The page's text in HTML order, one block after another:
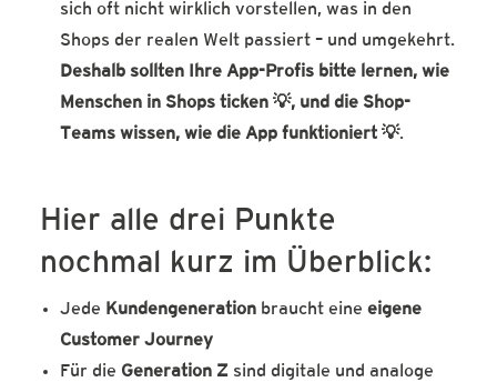
sich oft nicht wirklich vorstellen, was in den
Shops der realen Welt passiert – und umgekehrt.
Deshalb sollten Ihre App-Profis bitte lernen, wie
Menschen in Shops ticken 💡, und die Shop-
Teams wissen, wie die App funktioniert 💡.
Hier alle drei Punkte
nochmal kurz im Überblick:
Jede Kundengeneration braucht eine eigene
Customer Journey
Für die Generation Z sind digitale und analoge